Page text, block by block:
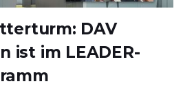
DAV
ist im LEADER-